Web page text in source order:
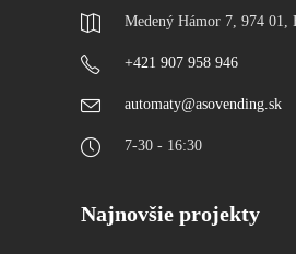
Medený Hámor 7, 974 01,
+421 907 958 946
automaty@asovending.sk
7-30 - 16:30
Najnovšie projekty